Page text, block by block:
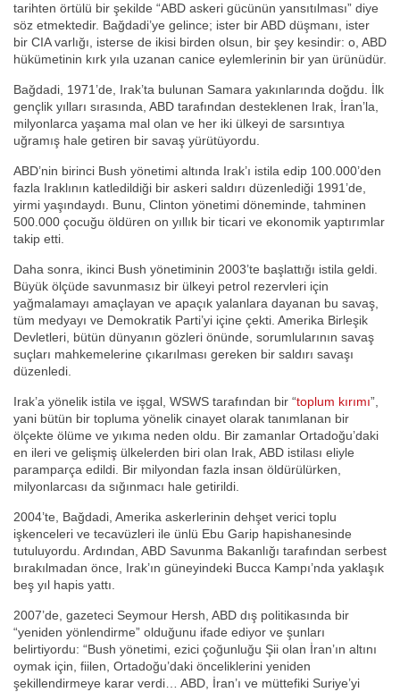
tarihten örtülü bir şekilde “ABD askeri gücünün yansıtılması” diye
söz etmektedir. Bağdadi’ye gelince; ister bir ABD düşmanı, ister
bir CIA varlığı, isterse de ikisi birden olsun, bir şey kesindir: o, ABD
hükümetinin kırk yıla uzanan canice eylemlerinin bir yan ürünüdür.
Bağdadi, 1971’de, Irak’ta bulunan Samara yakınlarında doğdu. İlk
gençlik yılları sırasında, ABD tarafından desteklenen Irak, İran’la,
milyonlarca yaşama mal olan ve her iki ülkeyi de sarsıntıya
uğramış hale getiren bir savaş yürütüyordu.
ABD’nin birinci Bush yönetimi altında Irak’ı istila edip 100.000’den
fazla Iraklının katledildiği bir askeri saldırı düzenlediği 1991’de,
yirmi yaşındaydı. Bunu, Clinton yönetimi döneminde, tahminen
500.000 çocuğu öldüren on yıllık bir ticari ve ekonomik yaptırımlar
takip etti.
Daha sonra, ikinci Bush yönetiminin 2003’te başlattığı istila geldi.
Büyük ölçüde savunmasız bir ülkeyi petrol rezervleri için
yağmalamayı amaçlayan ve apaçık yalanlara dayanan bu savaş,
tüm medyayı ve Demokratik Parti’yi içine çekti. Amerika Birleşik
Devletleri, bütün dünyanın gözleri önünde, sorumlularının savaş
suçları mahkemelerine çıkarılması gereken bir saldırı savaşı
düzenledi.
Irak’a yönelik istila ve işgal, WSWS tarafından bir “toplum kırımı”,
yani bütün bir topluma yönelik cinayet olarak tanımlanan bir
ölçekte ölüme ve yıkıma neden oldu. Bir zamanlar Ortadoğu’daki
en ileri ve gelişmiş ülkelerden biri olan Irak, ABD istilası eliyle
paramparça edildi. Bir milyondan fazla insan öldürülürken,
milyonlarcası da sığınmacı hale getirildi.
2004’te, Bağdadi, Amerika askerlerinin dehşet verici toplu
işkenceleri ve tecavüzleri ile ünlü Ebu Garip hapishanesinde
tutuluyordu. Ardından, ABD Savunma Bakanlığı tarafından serbest
bırakılmadan önce, Irak’ın güneyindeki Bucca Kampı’nda yaklaşık
beş yıl hapis yattı.
2007’de, gazeteci Seymour Hersh, ABD dış politikasında bir
“yeniden yönlendirme” olduğunu ifade ediyor ve şunları
belirtiyordu: “Bush yönetimi, ezici çoğunluğu Şii olan İran’ın altını
oymak için, fiilen, Ortadoğu’daki önceliklerini yeniden
şekillendirmeye karar verdi… ABD, İran’ı ve müttefiki Suriye’yi